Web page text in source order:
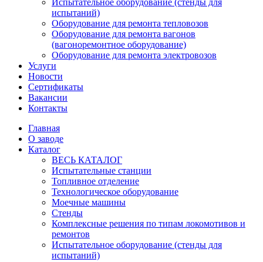
Испытательное оборудование (стенды для
испытаний)
Оборудование для ремонта тепловозов
Оборудование для ремонта вагонов
(вагоноремонтное оборудование)
Оборудование для ремонта электровозов
Услуги
Новости
Сертификаты
Вакансии
Контакты
Главная
О заводе
Каталог
ВЕСЬ КАТАЛОГ
Испытательные станции
Топливное отделение
Технологическое оборудование
Моечные машины
Стенды
Комплексные решения по типам локомотивов и
ремонтов
Испытательное оборудование (стенды для
испытаний)